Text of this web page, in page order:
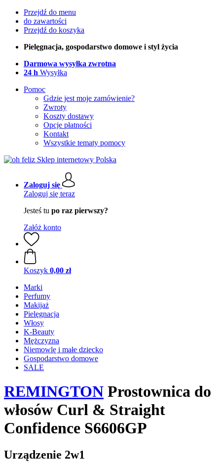
Przejdź do menu
do zawartości
Przejdź do koszyka
Pielęgnacja, gospodarstwo domowe i styl życia
Darmowa wysyłka zwrotna
24 h Wysyłka
Pomoc
Gdzie jest moje zamówienie?
Zwroty
Koszty dostawy
Opcje płatności
Kontakt
Wszystkie tematy pomocy
Zaloguj się
Zaloguj się teraz
Jesteś tu po raz pierwszy?
Załóż konto
Koszyk 0,00 zł
Marki
Perfumy
Makijaż
Pielęgnacja
Włosy
K-Beauty
Mężczyzna
Niemowlę i małe dziecko
Gospodarstwo domowe
SALE
REMINGTON Prostownica do
włosów Curl & Straight
Confidence S6606GP
Urządzenie 2w1